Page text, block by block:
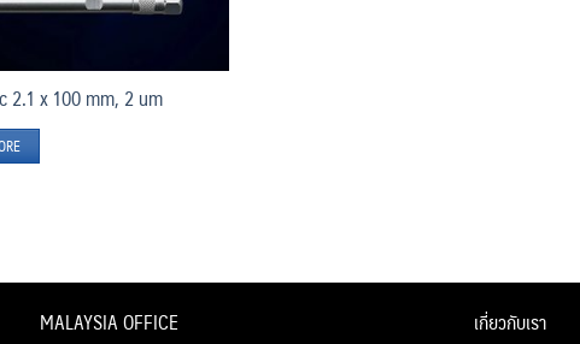
2.1 x 100 mm, 2 um
MALAYSIA OFFICE
เกี่ยวกับเรา